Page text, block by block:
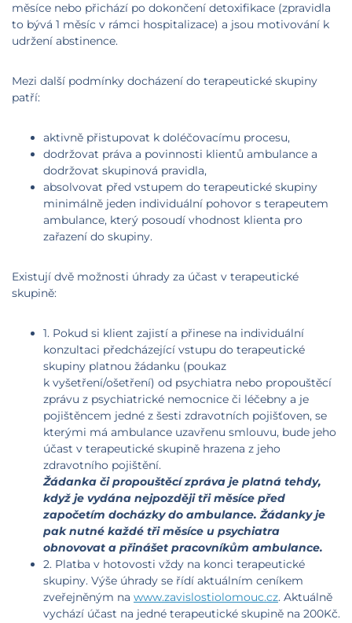
měsíce nebo přichází po dokončení detoxifikace (zpravidla
to bývá 1 měsíc v rámci hospitalizace) a jsou motivování k
udržení abstinence.
Mezi další podmínky docházení do terapeutické skupiny
patří:
aktivně přistupovat k doléčovacímu procesu,
dodržovat práva a povinnosti klientů ambulance a
dodržovat skupinová pravidla,
absolvovat před vstupem do terapeutické skupiny
minimálně jeden individuální pohovor s terapeutem
ambulance, který posoudí vhodnost klienta pro
zařazení do skupiny.
Existují dvě možnosti úhrady za účast v terapeutické
skupině:
1. Pokud si klient zajistí a přinese na individuální
konzultaci předcházející vstupu do terapeutické
skupiny platnou žádanku (poukaz
k vyšetření/ošetření) od psychiatra nebo propouštěcí
zprávu z psychiatrické nemocnice či léčebny a je
pojištěncem jedné z šesti zdravotních pojišťoven, se
kterými má ambulance uzavřenu smlouvu, bude jeho
účast v terapeutické skupině hrazena z jeho
zdravotního pojištění.
Žádanka či propouštěcí zpráva je platná tehdy,
když je vydána nejpozději tři měsíce před
započetím docházky do ambulance. Žádanky je
pak nutné každé tři měsíce u psychiatra
obnovovat a přinášet pracovníkům ambulance.
2. Platba v hotovosti vždy na konci terapeutické
skupiny. Výše úhrady se řídí aktuálním ceníkem
zveřejněným na www.zavislostiolomouc.cz. Aktuálně
vychází účast na jedné terapeutické skupině na 200Kč.